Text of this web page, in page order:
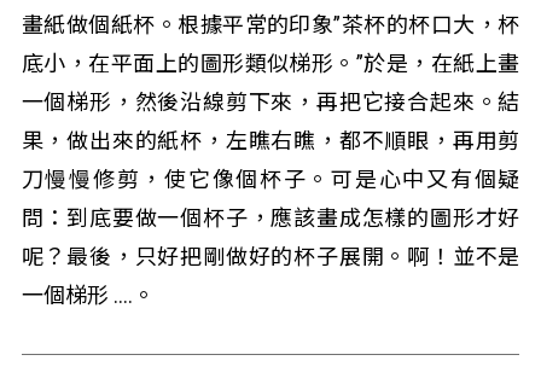
畫紙做個紙杯。根據平常的印象”茶杯的杯口大，杯
底小，在平面上的圖形類似梯形。”於是，在紙上畫
一個梯形，然後沿線剪下來，再把它接合起來。結
果，做出來的紙杯，左瞧右瞧，都不順眼，再用剪
刀慢慢修剪，使它像個杯子。可是心中又有個疑
問：到底要做一個杯子，應該畫成怎樣的圖形才好
呢？最後，只好把剛做好的杯子展開。啊！並不是
一個梯形 ....。